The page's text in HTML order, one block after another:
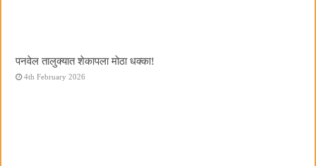
पनवेल तालुक्यात शेकापला मोठा धक्का!
4th February 2026